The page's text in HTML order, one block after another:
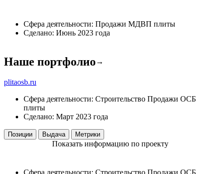
Сфера деятельности: Продажи МДВП плиты
Сделано: Июнь 2023 года
Наше портфолио →
plitaosb.ru
Сфера деятельности: Строительство Продажи ОСБ
плиты
Сделано: Март 2023 года
Позиции Выдача Метрики
Показать информацию по проекту